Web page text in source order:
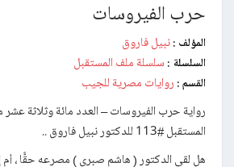
حرب الفيروسات
المؤلف : نبيل فاروق
السلسلة : سلسلة ملف المستقبل
القسم : روايات مصرية للجيب
رواية حرب الفيروسات – العدد مائة وثلاثة
المستقبل #113 للدكتور نبيل فاروق ..
هل لقى الدكتور ( هاشم صبرى ) مصرعه حقًّا ، أم